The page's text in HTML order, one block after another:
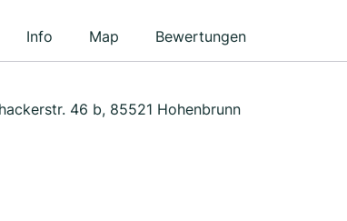
Info Map Bewertungen
46 b, 85521 Hohenbrunn